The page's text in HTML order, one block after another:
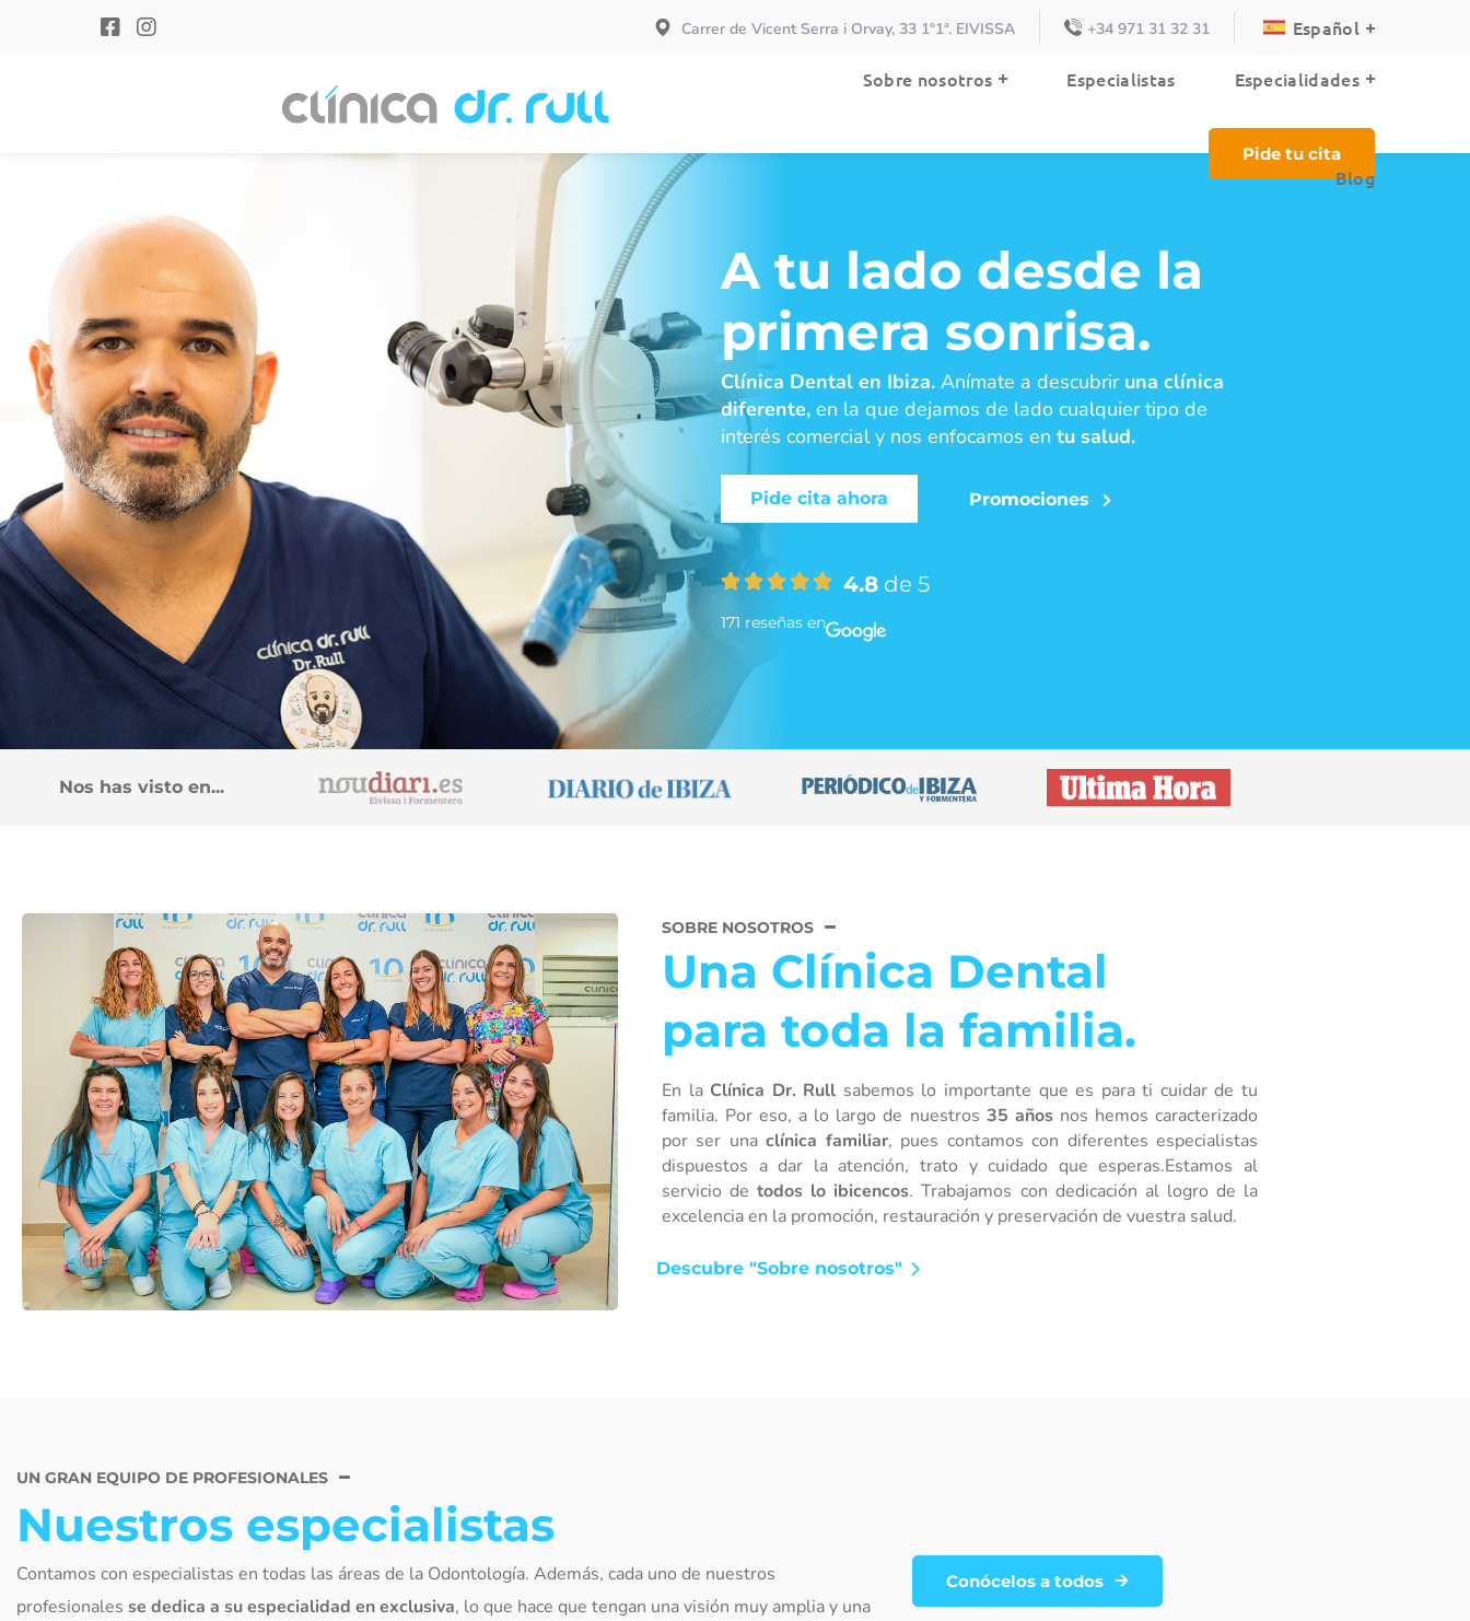
Carrer de Vicent Serra i Orvay, 33 1º1ª. EIVISSA +34 971 31 32 31 Español
Sobre nosotros Especialistas Especialidades
Blog
Pide tu cita
Especialidades Blog
A tu lado desde la
primera sonrisa.
Clínica Dental en Ibiza.Anímate a descubrir una clínica
diferente,en la que dejamos de lado cualquier tipo de
interés comercial y nos enfocamos en tu salud.
Pide cita ahora Promociones
4.8de 5
171 reseñas en
Nos has visto en...
SOBRE NOSOTROS
Una Clínica Dental
para toda la familia.
En la Clínica Dr. Rull sabemos lo importante que es para ti cuidar de tu
familia. Por eso, a lo largo de nuestros 35 añosnos hemos caracterizado
por ser unaclínica familiar, pues contamos con diferentes especialistas
dispuestos a dar la atención, trato y cuidado que esperas.Estamos al
servicio detodos lo ibicencos. Trabajamos con dedicación al logro de la
excelencia en la promoción, restauración y preservación de vuestra salud.
Descubre "Sobre nosotros"
UN GRAN EQUIPO DE PROFESIONALES
Nuestros especialistas
Contamos con especialistas en todas las áreas de la Odontología. Además, cada uno de nuestros
profesionales se dedica a su especialidad en exclusiva, lo que hace que tengan una visión muy amplia y una
Conócelos a todos